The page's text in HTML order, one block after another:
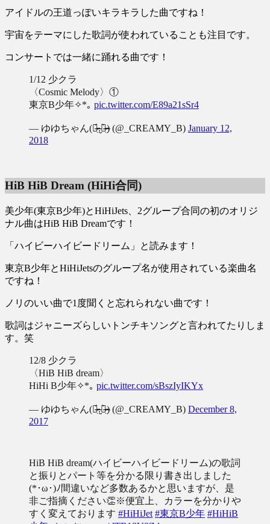
アイドルの王道っぽいキラキラした曲ですね！
宇宙をテーマにした歌詞が使われていることも注目です。
コンサートでは一緒に踊れる曲です！
1/12 少クラ
〈Cosmic Melody〉①
東京B少年✧*｡ pic.twitter.com/E89a21sSr4
— ゆゆちゃん(ㆁ̴̶̷̤́.̮ㆁ̴̶̷̤̀) (@_CREAMY_B) January 12,
2018
HiB HiB Dream (HiHi合同)
美少年(東京B少年)とHiHiJets、2グループ合同の初のオリジ
ナル曲はHiB HiB Dreamです！
「ハイビーハイビードリーム」と読みます！
東京B少年とHiHiJetsのグループ名が使用されている楽曲名
ですね！
ノリのいい曲で1度聞くと忘れられない曲です！
歌詞はジャニーズらしいトンチキソングと言われてたりしま
す。笑
12/8 少クラ
〈HiB HiB dream〉
HiHi B少年✧*｡ pic.twitter.com/sBszIyIKYx
— ゆゆちゃん(ㆁ̴̶̷̤́.̮ㆁ̴̶̷̤̀) (@_CREAMY_B) December 8,
2017
HiB HiB dream(ハイビーハイビードリーム)の歌詞
と振りとパート等を分かる限り書き出しました
(*･ω･)ﾉ間違いなど多数あるかと思いますが、是
非ご指摘ください👏※便宜上、カラーを分かりや
すく変えております #HiHiJet #東京B少年 #HiHiB